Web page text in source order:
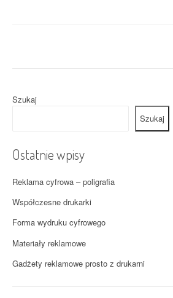
Szukaj
Szukaj
Ostatnie wpisy
Reklama cyfrowa – poligrafia
Współczesne drukarki
Forma wydruku cyfrowego
Materiały reklamowe
Gadżety reklamowe prosto z drukarni